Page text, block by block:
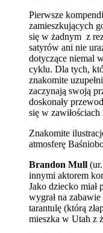
Pierwsze
zamieszkujących
się w żadnym z
satyrów ani nie
dotyczące niemal
cyklu. Dla tych,
znakomite
zaczynają swoją
doskonały
się w
Znakomite
atmosferę
Brandon Mull
innymi aktorem
Jako dziecko miał
wygrał na
tarantulę (którą
mieszka w Utah z